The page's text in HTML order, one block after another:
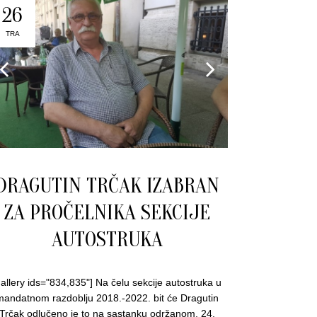
26
TRA
TRČAK IZABRAN
ZA PROČELNIKA SEKCIJE
AUTOSTRUKA
ids="834,835"] Na čelu sekcije autostruka u
razdoblju 2018.-2022. bit će Dragutin
odlučeno je to na sastanku održanom, 24.